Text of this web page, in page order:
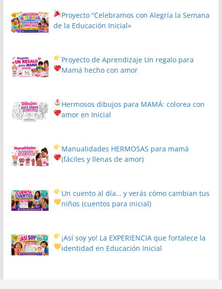
Proyecto“Celebramos con Alegría la Semana
de la Educación Inicial»
Proyecto de Aprendizaje Un regalo para
Mamá hecho con amor
Hermosos dibujos para MAMÁ: colorea con
amor en Inicial
Manualidades HERMOSAS para mamá
(fáciles y llenas de amor)
Un cuento al día… y verás cómo cambian tus
niños(cuentos para inicial)
¡Así soy yo! La EXPERIENCIA que fortalece la
identidad en Educación Inicial